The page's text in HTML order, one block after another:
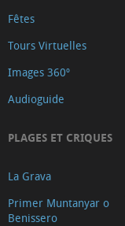
Fêtes
Tours Virtuelles
Images 360º
Audioguide
PLAGES ET CRIQUES
La Grava
Primer Muntanyar o
Benissero